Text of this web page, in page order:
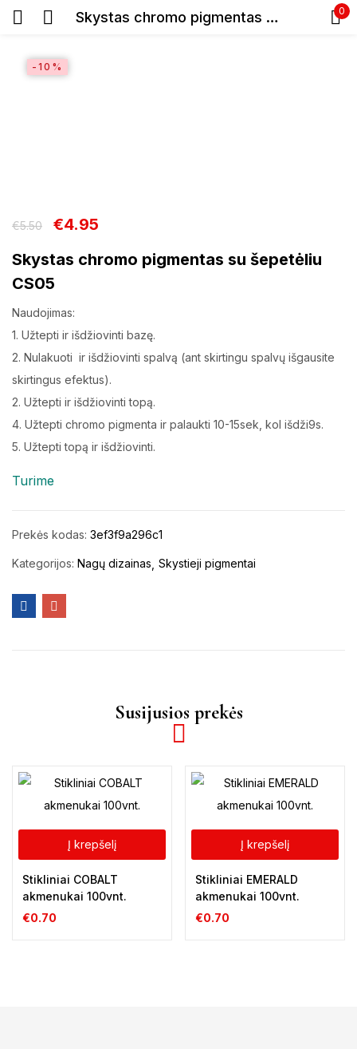
Skystas chromo pigmentas su šepetėliu CS05 0
-10%
€5.50 €4.95
Skystas chromo pigmentas su šepetėliu
CS05
Naudojimas:
1. Užtepti ir išdžiovinti bazę.
2. Nulakuoti ir išdžiovinti spalvą (ant skirtingu spalvų išgausite
skirtingus efektus).
2. Užtepti ir išdžiovinti topą.
4. Užtepti chromo pigmenta ir palaukti 10-15sek, kol išdži9s.
5. Užtepti topą ir išdžiovinti.
Turime
Prekės kodas: 3ef3f9a296c1
Kategorijos: Nagų dizainas Skystieji pigmentai
Susijusios prekės
Į krepšelį
Stikliniai COBALT
akmenukai 100vnt.
€0.70
Į krepšelį
Stikliniai EMERALD
akmenukai 100vnt.
€0.70
Prisijungti